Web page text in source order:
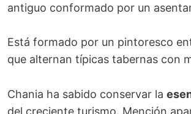
antiguo conformado por un
Está formado por un pintoresco
que alternan típicas tabernas con
Chania ha sabido conservar la
del creciente turismo. Mención